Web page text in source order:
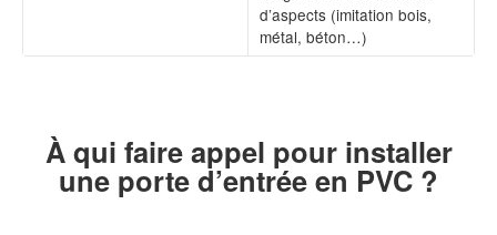
d’aspects (imitation bois,
métal, béton…)
À qui faire appel pour installer
une porte d’entrée en PVC ?